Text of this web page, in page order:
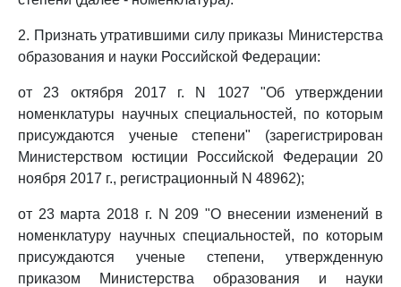
2. Признать утратившими силу приказы Министерства
образования и науки Российской Федерации:
от 23 октября 2017 г. N 1027 "Об утверждении
номенклатуры научных специальностей, по которым
присуждаются ученые степени" (зарегистрирован
Министерством юстиции Российской Федерации 20
ноября 2017 г., регистрационный N 48962);
от 23 марта 2018 г. N 209 "О внесении изменений в
номенклатуру научных специальностей, по которым
присуждаются ученые степени, утвержденную
приказом Министерства образования и науки